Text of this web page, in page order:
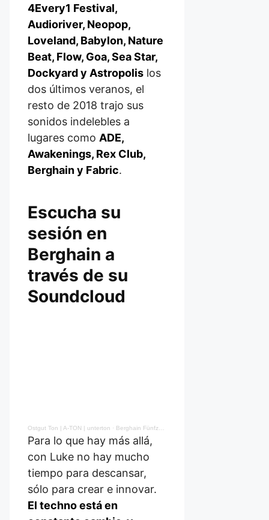
4Every1 Festival,
Audioriver, Neopop,
Loveland, Babylon, Nature
Beat, Flow, Goa, Sea Star,
Dockyard y Astropolis los
dos últimos veranos, el
resto de 2018 trajo sus
sonidos indelebles a
lugares como ADE,
Awakenings, Rex Club,
Berghain y Fabric.
Escucha su
sesión en
Berghain a
través de su
Soundcloud
Ostgut Ton | A-TON | unterton · Berghain Fünfzehn | Luke Slater
Para lo que hay más allá,
con Luke no hay mucho
tiempo para descansar,
sólo para crear e innovar.
El techno está en